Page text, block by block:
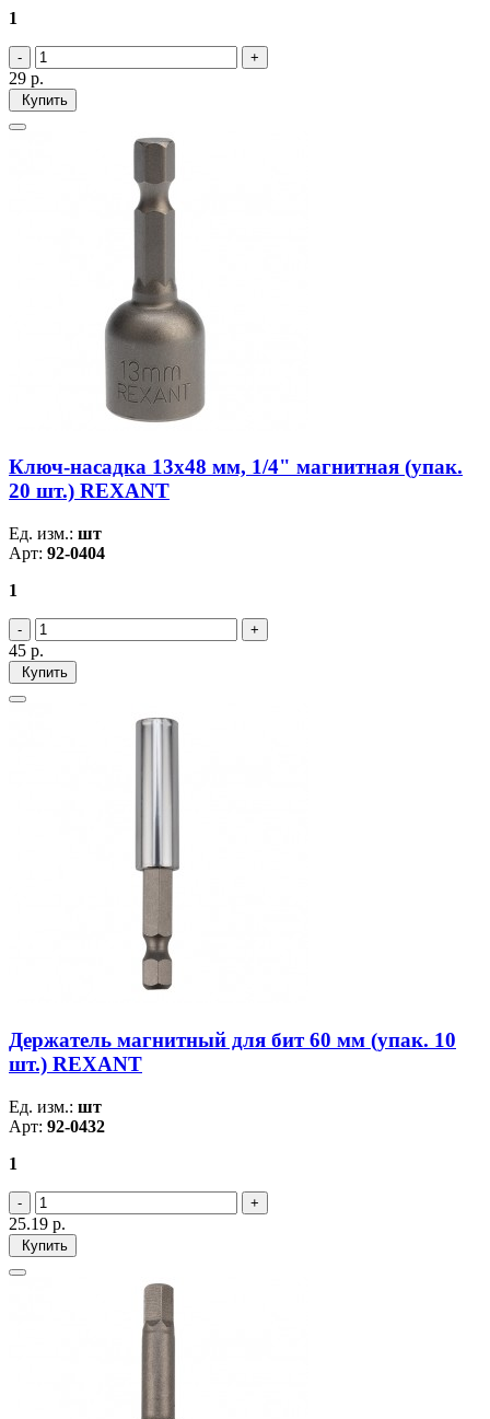
1
29 р.
Купить
Ключ-насадка 13х48 мм, 1/4" магнитная (упак.
20 шт.) REXANT
Ед. изм.: шт
Арт: 92-0404
1
45 р.
Купить
Держатель магнитный для бит 60 мм (упак. 10
шт.) REXANT
Ед. изм.: шт
Арт: 92-0432
1
25.19 р.
Купить